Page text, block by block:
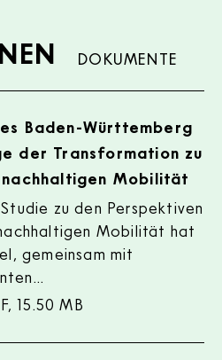
DOKUMENTE
Baden-Württemberg
der Transformation zu
Mobilität
zu den Perspektiven
Mobilität hat
gemeinsam mit
15.50 MB